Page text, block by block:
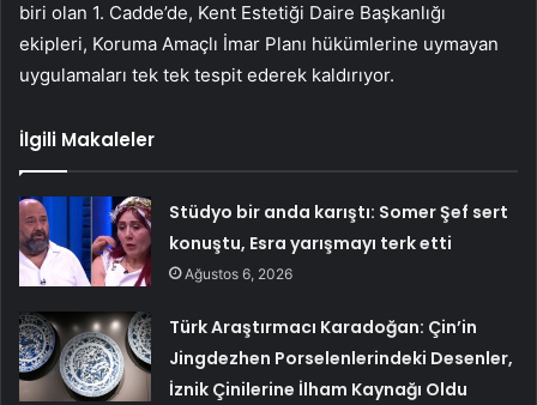
biri olan 1. Cadde’de, Kent Estetiği Daire Başkanlığı
ekipleri, Koruma Amaçlı İmar Planı hükümlerine uymayan
uygulamaları tek tek tespit ederek kaldırıyor.
İlgili Makaleler
Stüdyo bir anda karıştı: Somer Şef sert
konuştu, Esra yarışmayı terk etti
Ağustos 6, 2026
Türk Araştırmacı Karadoğan: Çin’in
Jingdezhen Porselenlerindeki Desenler,
İznik Çinilerine İlham Kaynağı Oldu